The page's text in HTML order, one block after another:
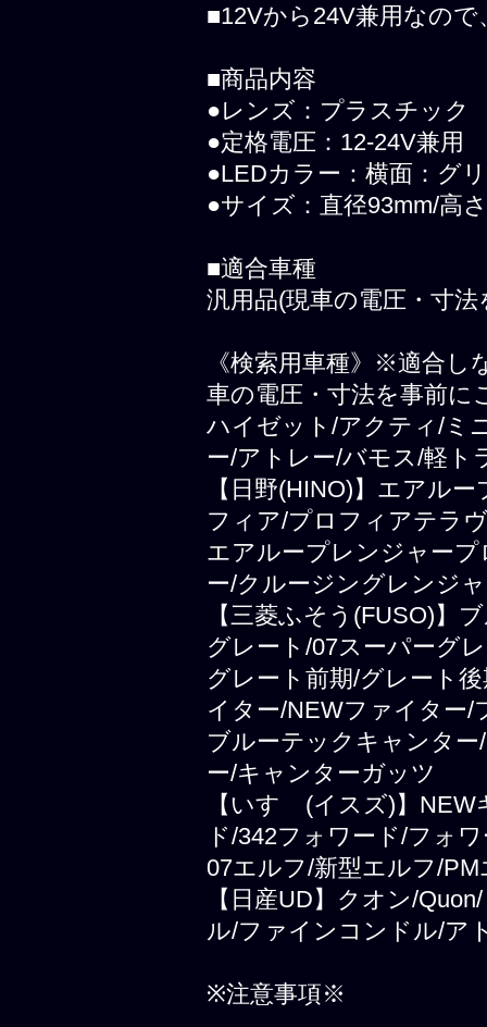
■12Vから24V兼用なの
■商品内容
●レンズ：プラスチック
●定格電圧：12-24V兼用
●LEDカラー：横面：グ
●サイズ：直径93mm/高
■適合車種
汎用品(現車の電圧・寸
《検索用車種》※適合し
車の電圧・寸法を事前に
ハイゼット/アクティ/ミ
ー/アトレー/バモス/軽ト
【日野(HINO)】エアル
フィア/プロフィアテラ
エアループレンジャー
ー/クルージングレンジ
【三菱ふそう(FUSO)】
グレート/07スーパーグ
グレート前期/グレート
イター/NEWファイター/
ブルーテックキャンタ
ー/キャンターガッツ
【いすゞ(イスズ)】
ド/342フォワード/フォ
07エルフ/新型エルフ/
【日産UD】クオン/
ル/ファインコンドル/ア
※注意事項※